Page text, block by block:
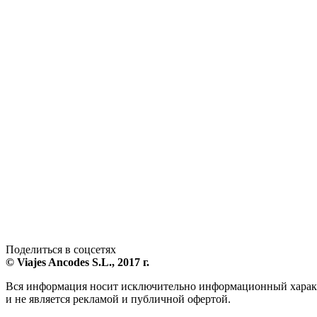
Поделиться в соцсетях
© Viajes Ancodes S.L., 2017 г.
Вся информация носит исключительно информационный
и не является рекламой и публичной офертой.